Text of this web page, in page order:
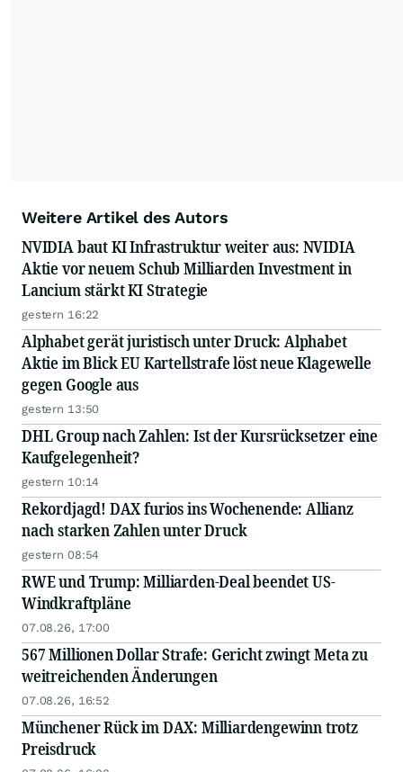
Weitere Artikel des Autors
NVIDIA baut KI Infrastruktur weiter aus: NVIDIA
Aktie vor neuem Schub Milliarden Investment in
Lancium stärkt KI Strategie
gestern 16:22
Alphabet gerät juristisch unter Druck: Alphabet
Aktie im Blick EU Kartellstrafe löst neue Klagewelle
gegen Google aus
gestern 13:50
DHL Group nach Zahlen: Ist der Kursrücksetzer eine
Kaufgelegenheit?
gestern 10:14
Rekordjagd! DAX furios ins Wochenende: Allianz
nach starken Zahlen unter Druck
gestern 08:54
RWE und Trump: Milliarden-Deal beendet US-
Windkraftpläne
07.08.26, 17:00
567 Millionen Dollar Strafe: Gericht zwingt Meta zu
weitreichenden Änderungen
07.08.26, 16:52
Münchener Rück im DAX: Milliardengewinn trotz
Preisdruck